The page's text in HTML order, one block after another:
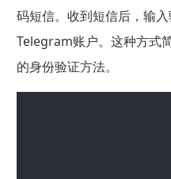
码短信。收到短信后，输
Telegram账户。这种方式
的身份验证方法。